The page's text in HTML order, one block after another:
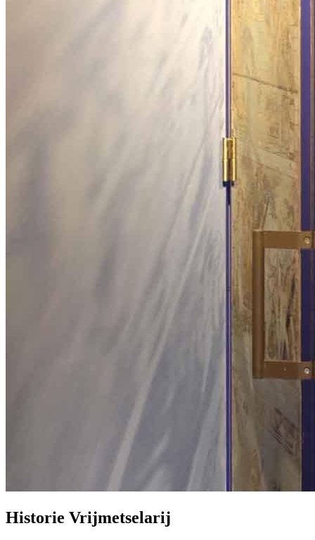
Historie Vrijmetselarij